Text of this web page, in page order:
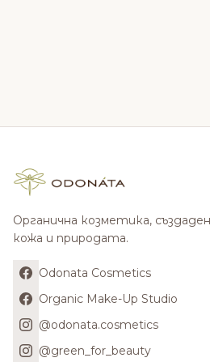
Органична козметика,
кожа и природата.
Odonata Cosmetics
Organic Make-Up Studio
@odonata.cosmetics
@green_for_beauty